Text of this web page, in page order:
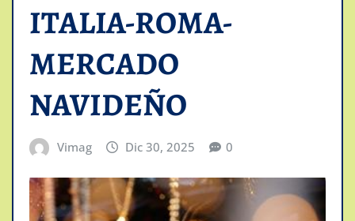
ITALIA-ROMA-
MERCADO
NAVIDEÑO
Vimag Dic 30, 2025 0